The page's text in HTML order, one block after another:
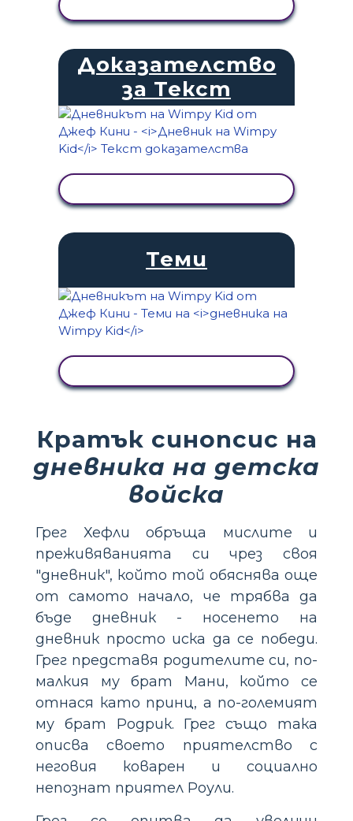
Доказателство
за Текст
Теми
Кратък синопсис на
дневника на детска
войска
Грег Хефли обръща мислите и
преживяванията си чрез своя
"дневник", който той обяснява още
от самото начало, че трябва да
бъде дневник - носенето на
дневник просто иска да се победи.
Грег представя родителите си, по-
малкия му брат Мани, който се
отнася като принц, а по-големият
му брат Родрик. Грег също така
описва своето приятелство с
неговия коварен и социално
непознат приятел Роули.